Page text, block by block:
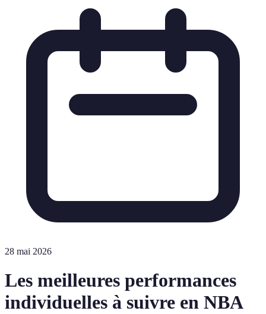
28 mai 2026
Les meilleures performances
individuelles à suivre en NBA